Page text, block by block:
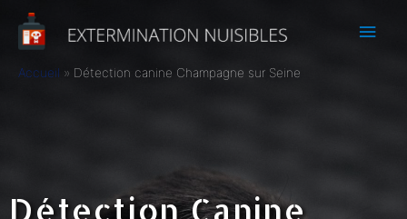
Accueil Détection canine Champagne sur Seine
Détection Canine